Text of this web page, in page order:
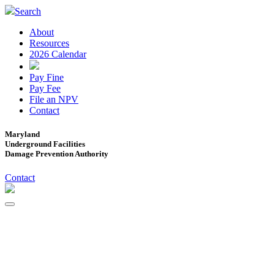
Search
About
Resources
2026 Calendar
Pay Fine
Pay Fee
File an NPV
Contact
Maryland
Underground Facilities
Damage Prevention Authority
Contact